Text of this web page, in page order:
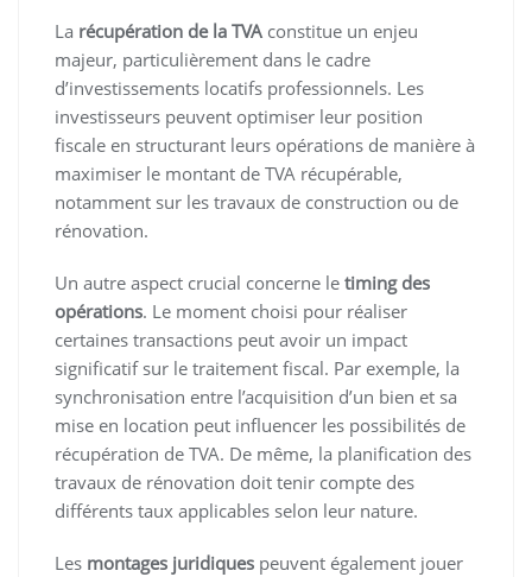
La récupération de la TVA constitue un enjeu
majeur, particulièrement dans le cadre
d’investissements locatifs professionnels. Les
investisseurs peuvent optimiser leur position
fiscale en structurant leurs opérations de manière à
maximiser le montant de TVA récupérable,
notamment sur les travaux de construction ou de
rénovation.
Un autre aspect crucial concerne le timing des
opérations. Le moment choisi pour réaliser
certaines transactions peut avoir un impact
significatif sur le traitement fiscal. Par exemple, la
synchronisation entre l’acquisition d’un bien et sa
mise en location peut influencer les possibilités de
récupération de TVA. De même, la planification des
travaux de rénovation doit tenir compte des
différents taux applicables selon leur nature.
Les montages juridiques peuvent également jouer